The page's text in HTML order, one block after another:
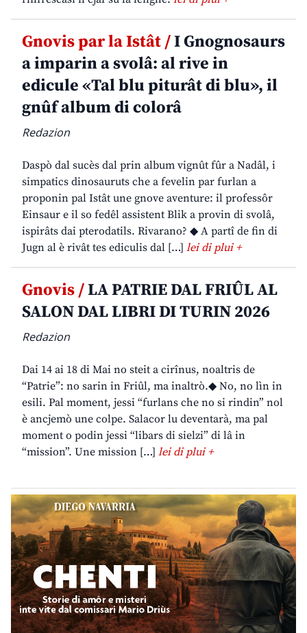
Gnovis par la Istât /I Gnognosaurs
a imparin a svolâ: al rive in
edicule «Tal blu piturât di blu», il
gnûf album di colorâ
Redazion
Daspò dal sucès dal prin album vignût fûr a Nadâl, i
simpatics dinosauruts che a fevelin par furlan a
proponin pal Istât une gnove aventure: il professôr
Einsaur e il so fedêl assistent Blik a provin di svolâ,
ispirâts dai pterodatils. Rivarano? ◆ A partî de fin di
Jugn al è rivât tes ediculis dal […] lei di plui +
Gnovis /LA PATRIE DAL FRIÛL AL
SALON DAL LIBRI DI TURIN 2026
Redazion
Dai 14 ai 18 di Mai no steit a cirînus, noaltris de
“Patrie”: no sarin in Friûl, ma inaltrò.◆ No, no lìn in
esili. Pal moment, jessi “furlans che no si rindin” nol
è ancjemò une colpe. Salacor lu deventarà, ma pal
moment o podin jessi “libars di sielzi” di lâ in
“mission”. Une mission […] lei di plui +